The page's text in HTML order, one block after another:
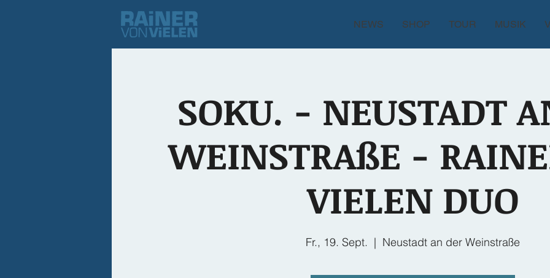
NEWS SHOP TOUR MUSIK
SOKU. - NEUSTADT
WEINSTRAßE -
VIELEN DUO
Fr., 19. Sept.
  |
Neustadt an der Weinstraße